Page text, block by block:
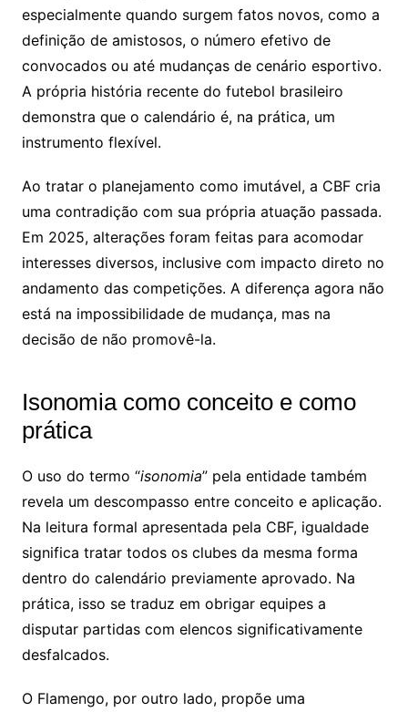
especialmente quando surgem fatos novos, como a
definição de amistosos, o número efetivo de
convocados ou até mudanças de cenário esportivo.
A própria história recente do futebol brasileiro
demonstra que o calendário é, na prática, um
instrumento flexível.
Ao tratar o planejamento como imutável, a CBF cria
uma contradição com sua própria atuação passada.
Em 2025, alterações foram feitas para acomodar
interesses diversos, inclusive com impacto direto no
andamento das competições. A diferença agora não
está na impossibilidade de mudança, mas na
decisão de não promovê-la.
Isonomia como conceito e como
prática
O uso do termo “isonomia” pela entidade também
revela um descompasso entre conceito e aplicação.
Na leitura formal apresentada pela CBF, igualdade
significa tratar todos os clubes da mesma forma
dentro do calendário previamente aprovado. Na
prática, isso se traduz em obrigar equipes a
disputar partidas com elencos significativamente
desfalcados.
O Flamengo, por outro lado, propõe uma